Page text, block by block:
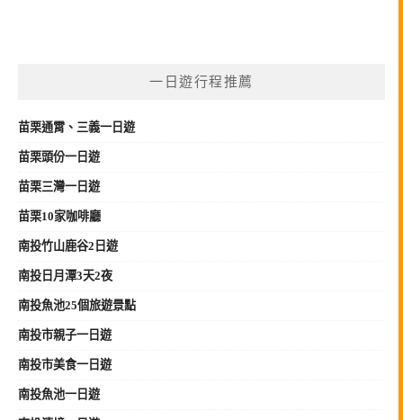
一日遊行程推薦
苗栗通霄、三義一日遊
苗栗頭份一日遊
苗栗三灣一日遊
苗栗10家咖啡廳
南投竹山鹿谷2日遊
南投日月潭3天2夜
南投魚池25個旅遊景點
南投市親子一日遊
南投市美食一日遊
南投魚池一日遊